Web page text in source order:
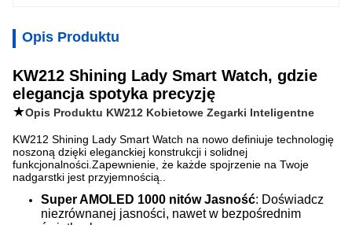
Opis Produktu
KW212 Shining Lady Smart Watch, gdzie
elegancja spotyka precyzję
★Opis Produktu KW212 Kobietowe Zegarki Inteligentne
KW212 Shining Lady Smart Watch na nowo definiuje technologię
noszoną dzięki eleganckiej konstrukcji i solidnej
funkcjonalności.Zapewnienie, że każde spojrzenie na Twoje
nadgarstki jest przyjemnością..
Super AMOLED 1000 nitów Jasność: Doświadcz
niezrównanej jasności, nawet w bezpośrednim